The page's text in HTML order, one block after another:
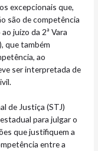
excepcionais que,
são de competência
juízo da 2ª Vara
que também
ao
ser interpretada de
de Justiça (STJ)
para julgar o
que justifiquem a
entre a